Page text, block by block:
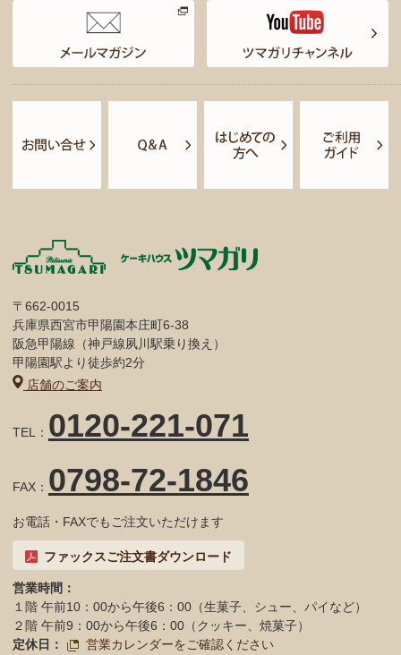
〒662-0015
兵庫県西宮市甲陽園本庄町6-38
阪急甲陽線（神戸線夙川駅乗り換え）
甲陽園駅より徒歩約2分
店舗のご案内
TEL： 0120-221-071
FAX： 0798-72-1846
お電話・FAXでもご注文いただけます
ファックスご注文書ダウンロード
営業時間：
１階 午前10：00から午後6：00（生菓子、シュー、パイなど）
２階 午前9：00から午後6：00（クッキー、焼菓子）
定休日：
営業カレンダーをご確認ください